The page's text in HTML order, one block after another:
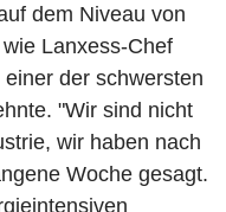
dem Niveau von
Lanxess-Chef
der schwersten
"Wir sind nicht
wir haben nach
Woche gesagt.